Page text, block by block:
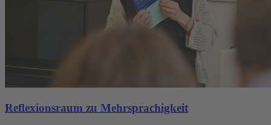
Reflexionsraum zu Mehrsprachigkeit